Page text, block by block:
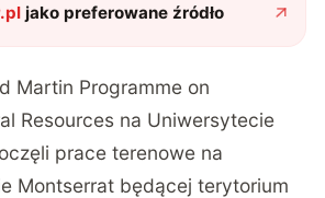
jako preferowane źródło
Martin Programme on
Resources na Uniwersytecie
prace terenowe na
Montserrat będącej terytorium